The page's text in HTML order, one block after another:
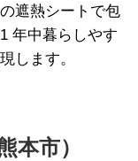
遮熱シートで包
年中暮らしやす
します。
本市）